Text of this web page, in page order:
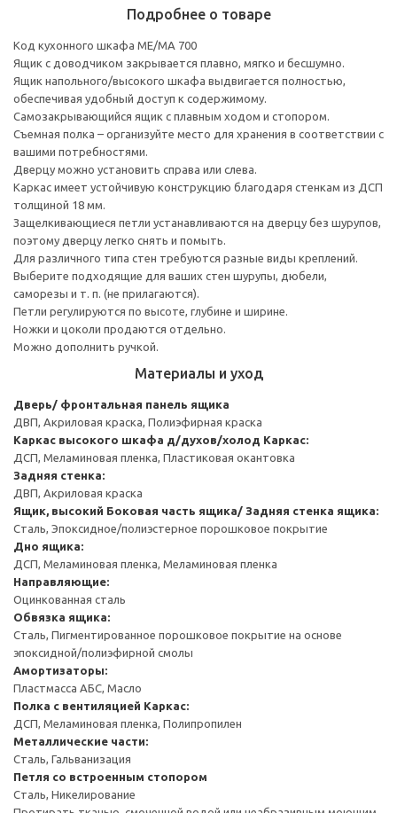
Подробнее о товаре
Код кухонного шкафа ME/MA 700
Ящик с доводчиком закрывается плавно, мягко и бесшумно.
Ящик напольного/высокого шкафа выдвигается полностью,
обеспечивая удобный доступ к содержимому.
Cамозакрывающийся ящик с плавным ходом и стопором.
Съемная полка – организуйте место для хранения в соответствии с
вашими потребностями.
Дверцу можно установить справа или слева.
Каркас имеет устойчивую конструкцию благодаря стенкам из ДСП
толщиной 18 мм.
Защелкивающиеся петли устанавливаются на дверцу без шурупов,
поэтому дверцу легко снять и помыть.
Для различного типа стен требуются разные виды креплений.
Выберите подходящие для ваших стен шурупы, дюбели,
саморезы и т. п. (не прилагаются).
Петли регулируются по высоте, глубине и ширине.
Ножки и цоколи продаются отдельно.
Можно дополнить ручкой.
Материалы и уход
Дверь/ фронтальная панель ящика
ДВП, Акриловая краска, Полиэфирная краска
Каркас высокого шкафа д/духов/холод Каркас:
ДСП, Меламиновая пленка, Пластиковая окантовка
Задняя стенка:
ДВП, Акриловая краска
Ящик, высокий Боковая часть ящика/ Задняя стенка ящика:
Сталь, Эпоксидное/полиэстерное порошковое покрытие
Дно ящика:
ДСП, Меламиновая пленка, Меламиновая пленка
Направляющие:
Оцинкованная сталь
Обвязка ящика:
Сталь, Пигментированное порошковое покрытие на основе
эпоксидной/полиэфирной смолы
Амортизаторы:
Пластмасса АБС, Масло
Полка с вентиляцией Каркас:
ДСП, Меламиновая пленка, Полипропилен
Металлические части:
Сталь, Гальванизация
Петля со встроенным стопором
Сталь, Никелирование